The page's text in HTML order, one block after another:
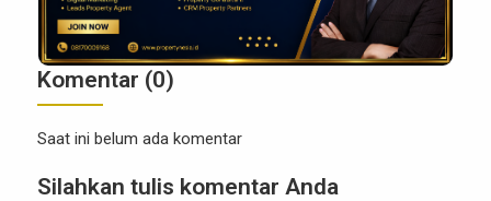
Komentar (0)
Saat ini belum ada komentar
Silahkan tulis komentar Anda